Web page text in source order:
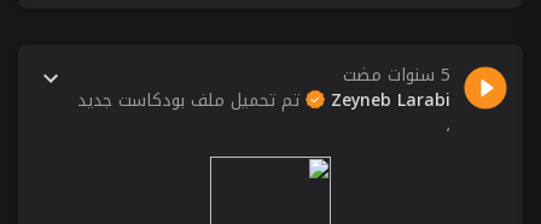
5 سنوات مضت
Zeyneb Larabi تم تحميل ملف بودكاست جديد
،